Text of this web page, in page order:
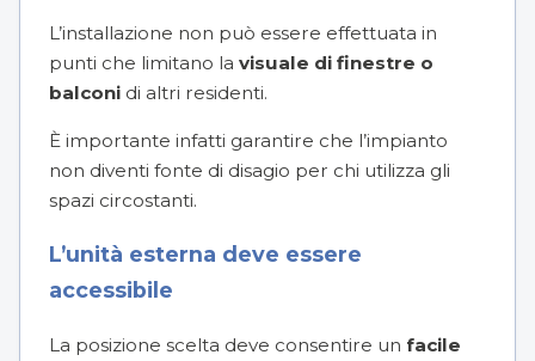
L’installazione non può essere effettuata in
punti che limitano la visuale di finestre o
balconi di altri residenti.
È importante infatti garantire che l’impianto
non diventi fonte di disagio per chi utilizza gli
spazi circostanti.
L’unità esterna deve essere
accessibile
La posizione scelta deve consentire un facile